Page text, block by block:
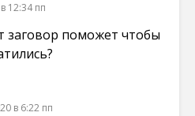
12:34 пп
заговор поможет чтобы
в 6:22 пп